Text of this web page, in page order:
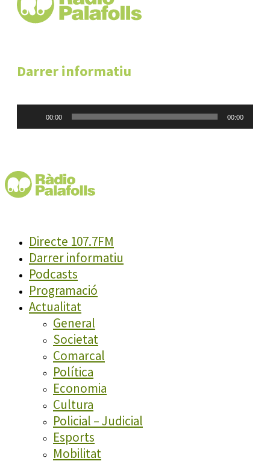
Darrer informatiu
00:00 00:00
Directe 107.7FM
Darrer informatiu
Podcasts
Programació
Actualitat
General
Societat
Comarcal
Política
Economia
Cultura
Policial – Judicial
Esports
Mobilitat